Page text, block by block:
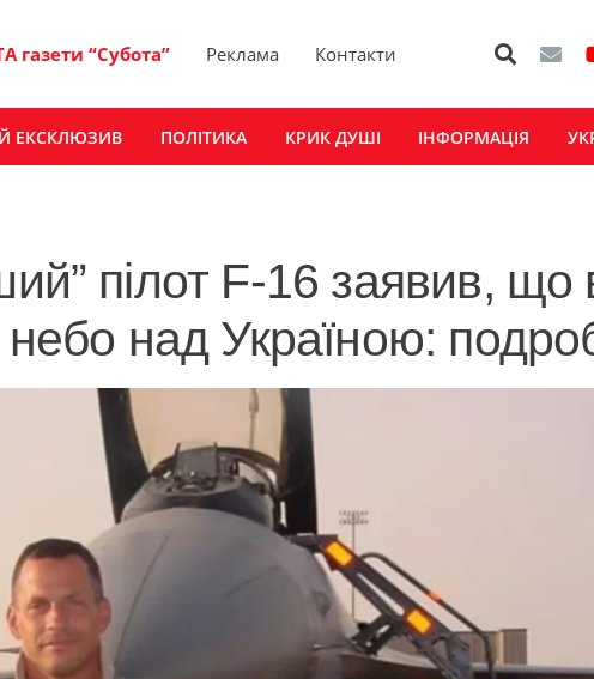
газети “Субота” Реклама Контакти
ЕКСКЛЮЗИВ ПОЛІТИКА КРИК ДУШІ ІНФОРМАЦІЯ
пілот F-16 заявив, що
над Україною: